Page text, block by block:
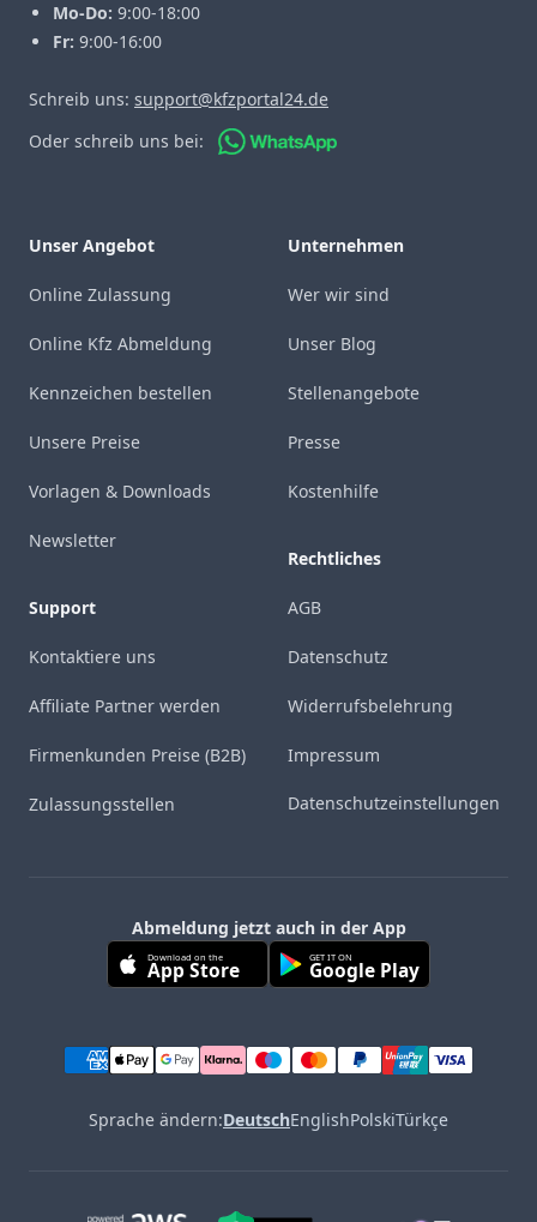
Mo-Do: 9:00-18:00
Fr: 9:00-16:00
Schreib uns: support@kfzportal24.de
Oder schreib uns bei:
Unser Angebot
Online Zulassung
Online Kfz Abmeldung
Kennzeichen bestellen
Unsere Preise
Vorlagen & Downloads
Newsletter
Support
Kontaktiere uns
Affiliate Partner werden
Firmenkunden Preise (B2B)
Zulassungsstellen
Unternehmen
Wer wir sind
Unser Blog
Stellenangebote
Presse
Kostenhilfe
Rechtliches
AGB
Datenschutz
Widerrufsbelehrung
Impressum
Datenschutzeinstellungen
Abmeldung jetzt auch in der App
Download on the
App Store GET IT ON
Google Play
Sprache ändern:DeutschEnglishPolskiTürkçe